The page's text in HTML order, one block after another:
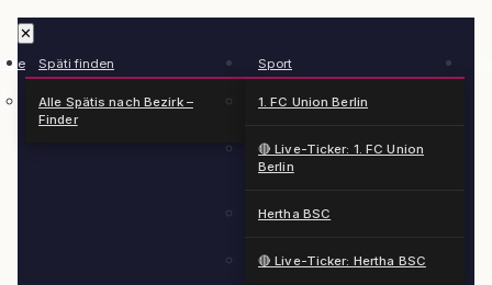
✕
Späti finden
Alle Spätis nach Bezirk –
Finder
Sport
1. FC Union Berlin
🔴 Live-Ticker: 1. FC Union
Berlin
Hertha BSC
🔴 Live-Ticker: Hertha BSC